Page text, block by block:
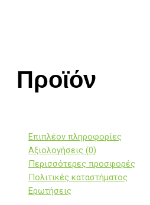
Προϊόν
Επιπλέον πληροφορίες
Αξιολογήσεις (0)
Περισσότερες προσφορές
Πολιτικές καταστήματος
Ερωτήσεις